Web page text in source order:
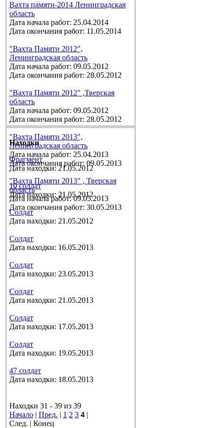
Вахта памяти-2014 Ленинградская
область
Дата начала работ: 25.04.2014
Дата окончания работ: 11.05.2014
"Вахта Памяти 2012",
Ленинградская область
Дата начала работ: 09.05.2012
Дата окончания работ: 28.05.2012
"Вахта Памяти 2012" ,Тверская
область
Дата начала работ: 09.05.2012
Дата окончания работ: 28.05.2012
"Вахта Памяти 2013",
Ленинградская область
Дата начала работ: 25.04.2013
Дата окончания работ: 09.05.2013
"Вахта Памяти 2013" , Тверская
область
Дата начала работ: 09.05.2013
Дата окончания работ: 30.05.2013
Находки
Фрагмент
Дата находки: 21.05.2012
10 солдат
Дата находки: 21.05.2012
Солдат
Дата находки: 21.05.2012
Солдат
Дата находки: 16.05.2013
Солдат
Дата находки: 23.05.2013
Солдат
Дата находки: 21.05.2013
Солдат
Дата находки: 17.05.2013
Солдат
Дата находки: 19.05.2013
47 солдат
Дата находки: 18.05.2013
Находки 31 - 39 из 39
Начало | Пред. | 1 2 3 4 |
След. | Конец